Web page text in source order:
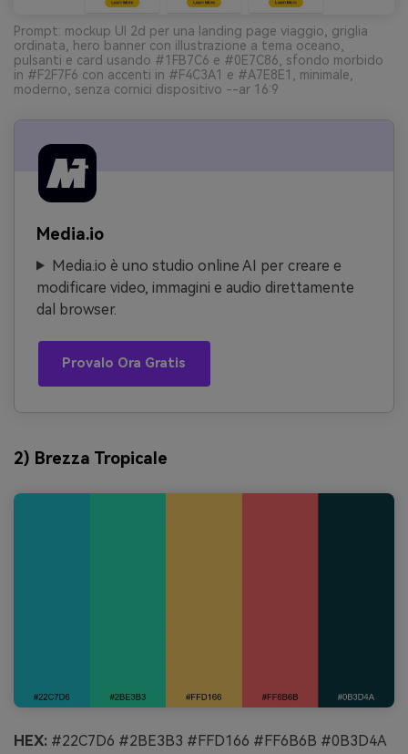
Prompt: mockup UI 2d per una landing page viaggio, griglia
ordinata, hero banner con illustrazione a tema oceano,
pulsanti e card usando #1FB7C6 e #0E7C86, sfondo morbido
in #F2F7F6 con accenti in #F4C3A1 e #A7E8E1, minimale,
moderno, senza cornici dispositivo --ar 16:9
Media.io
Media.io è uno studio online AI per creare e
modificare video, immagini e audio direttamente
dal browser.
Provalo Ora Gratis
2) Brezza Tropicale
HEX: #22C7D6 #2BE3B3 #FFD166 #FF6B6B #0B3D4A